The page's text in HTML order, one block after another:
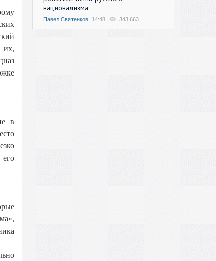
их,
в
национализма
Павел Святенков 14:48 343 663